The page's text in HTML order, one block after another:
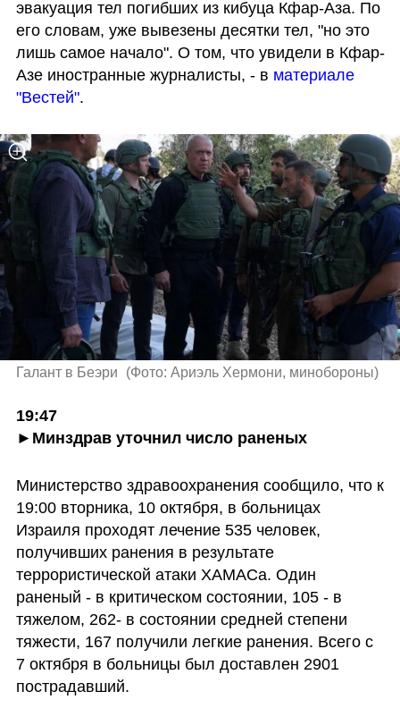
эвакуация тел погибших из кибуца Кфар-Аза. По
его словам, уже вывезены десятки тел, "но это
лишь самое начало". О том, что увидели в Кфар-
Азе иностранные журналисты, - в материале
"Вестей".
Галант в Беэри (Фото: Ариэль Хермони, минобороны)
19:47
►Минздрав уточнил число раненых
Министерство здравоохранения сообщило, что к
19:00 вторника, 10 октября, в больницах
Израиля проходят лечение 535 человек,
получивших ранения в результате
террористической атаки ХАМАСа. Один
раненый - в критическом состоянии, 105 - в
тяжелом, 262- в состоянии средней степени
тяжести, 167 получили легкие ранения. Всего с
7 октября в больницы был доставлен 2901
пострадавший.